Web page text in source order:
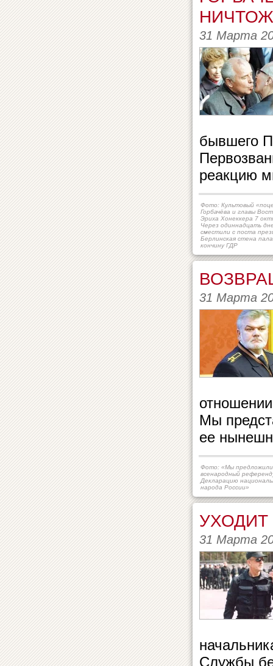
31 Марта
бывшего
реакцию
Фото: Культовый
Горбачёва и главы
Эриха Хонеккера 7
Через одиннадцать
сместили с поста
Берлинская стена
кончину ГДР
31 Марта
Мы
ее
Фото: «Мы предложили
всенародный
Декларацию
народа России»
УХОДИТ
31 Марта
Службы